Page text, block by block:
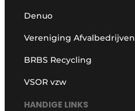
Denuo
Vereniging Afvalbedrijven
BRBS Recycling
VSOR vzw
HANDIGE LINKS